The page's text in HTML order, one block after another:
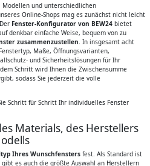
und unterschiedlichen
Online-Shops mag es zunächst nicht leicht
Fenster-Konfigurator von BEW24bietet
denkbar einfache Weise, bequem von zu
zusammenzustellen. In insgesamt acht
Maße, Öffnungsvarianten,
und Sicherheitslösungen für Ihr
Schritt wird Ihnen die Zwischensumme
sodass Sie jederzeit die volle
Schritt für Schritt Ihr individuelles Fenster
Materials, des Herstellers
Ihres Wunschfenstersfest. Als Standard ist
es auch die größte Auswahl an Herstellern